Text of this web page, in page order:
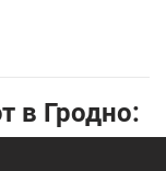
в Гродно: